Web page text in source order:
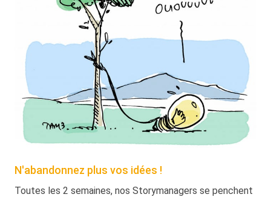
N'abandonnez plus vos idées !
Toutes les 2 semaines, nos Storymanagers se penchent